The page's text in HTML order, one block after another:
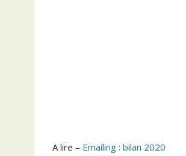
A lire – Emailing : bilan 2020